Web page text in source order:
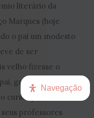
literário da
Marques (hoje
o pai um modesto
de ser
velho fizesse o
grande
curso que o irmão
professores
Navegação